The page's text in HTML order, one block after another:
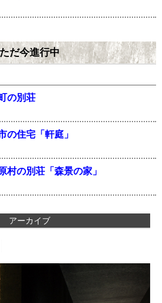
ただ今進行中
の別荘
住宅「軒庭」
の別荘「森景の家」
アーカイブ